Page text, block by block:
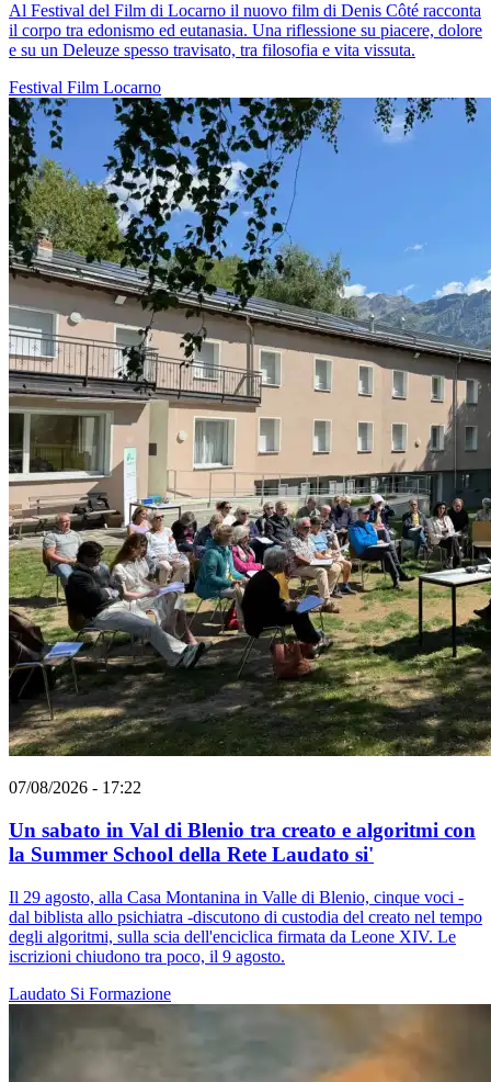
Al Festival del Film di Locarno il nuovo film di Denis Côté racconta
il corpo tra edonismo ed eutanasia. Una riflessione su piacere, dolore
e su un Deleuze spesso travisato, tra filosofia e vita vissuta.
Festival Film Locarno
07/08/2026 - 17:22
Un sabato in Val di Blenio tra creato e algoritmi con
la Summer School della Rete Laudato si'
Il 29 agosto, alla Casa Montanina in Valle di Blenio, cinque voci -
dal biblista allo psichiatra -discutono di custodia del creato nel tempo
degli algoritmi, sulla scia dell'enciclica firmata da Leone XIV. Le
iscrizioni chiudono tra poco, il 9 agosto.
Laudato Si Formazione